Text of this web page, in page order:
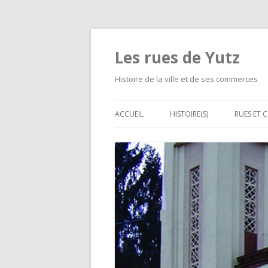
Les rues de Yutz
Histoire de la ville et de ses commerces
ACCUEIL HISTOIRE(S)
CORMONTAIGNE
SÉPARATIONS ET FUSIONS DES
VILLAGES
LE CHEMIN DE FER À YUTZ
LES ÉVÉNEMENTS
LES HABITATIONS
RUES ET
LES
RUE